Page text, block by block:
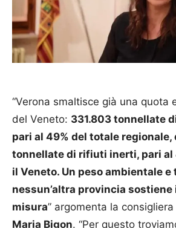
“Verona smaltisce già una quota
del Veneto: 331.803 tonnellate
pari al 49% del totale regionale,
tonnellate di rifiuti inerti, pari al
il Veneto. Un peso ambientale
nessun’altra provincia sostiene
misura” argomenta la
Maria Bigon. “Per questo